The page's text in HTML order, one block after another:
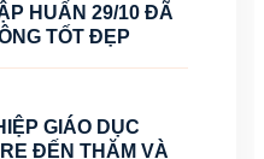
HUẤN 29/10 ĐÃ
TỐT ĐẸP
GIÁO DỤC
ĐẾN THĂM VÀ